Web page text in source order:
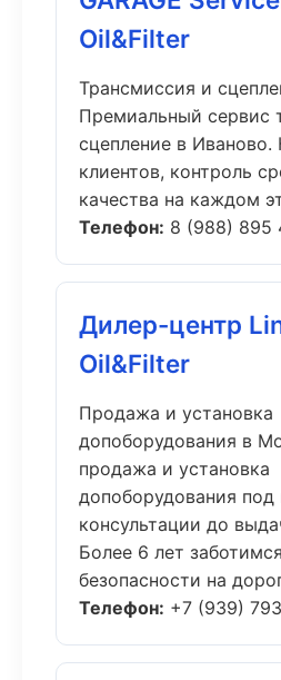
Oil&Filter
Трансмиссия и
Премиальный сервис
сцепление в Иваново.
клиентов, контроль
качества на каждом
Телефон: 8 (988) 895
Дилер-центр
Oil&Filter
Продажа и установка
допоборудования в
продажа и установка
допоборудования под
консультации до
Более 6 лет
безопасности на
Телефон: +7 (939)